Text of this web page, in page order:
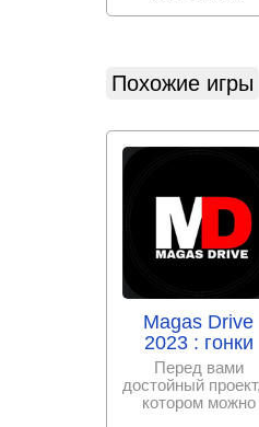
Похожие игры
Magas Drive
2023 : гонки
Перед вами
достойный
котором можно